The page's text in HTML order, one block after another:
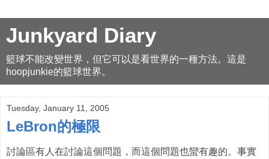
Junkyard Diary
籃球不能改變世界，但它可以是看世界的一種方法。這是
hoopjunkie的籃球世界。
Tuesday, January 11, 2005
LeBron的極限
討論區有人在討論這個問題，而這個問題也蠻有趣的。事實